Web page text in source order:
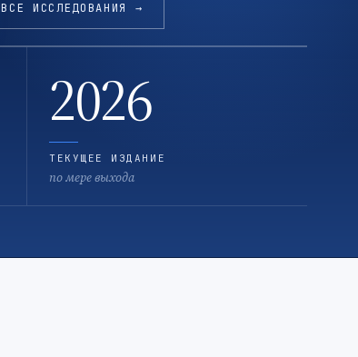
ВСЕ ИССЛЕДОВАНИЯ →
2026
ТЕКУЩЕЕ ИЗДАНИЕ
по мере выхода